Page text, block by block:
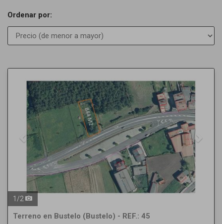
Ordenar por:
Next
1 /2
Terreno en Bustelo (Bustelo) - REF.: 45